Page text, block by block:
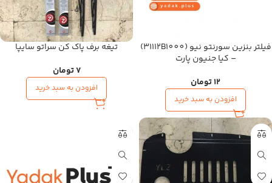
فیلتر بنزین سورنتو نیو (31112B1000)
– کیا جنیون پارت
12تومان
افزودن به سبد خرید
تیغه برف پاک کن سراتو سایپا
7تومان
افزودن به سبد خرید